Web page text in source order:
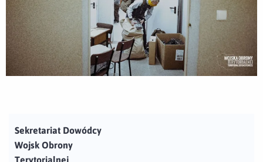
Sekretariat Dowódcy
Wojsk Obrony
Terytorialnej